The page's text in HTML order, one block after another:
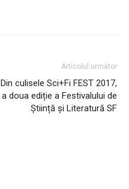
Articolul următor
Din culisele Sci+Fi FEST 2017,
a doua ediție a Festivalului de
Știință și Literatură SF